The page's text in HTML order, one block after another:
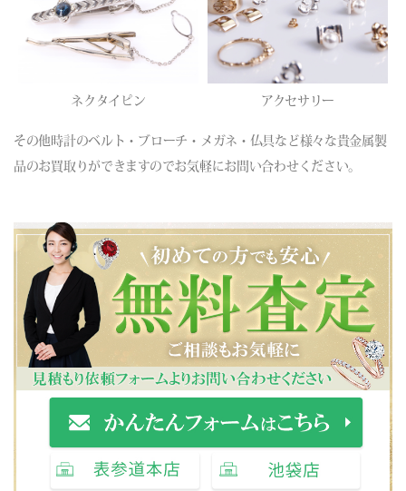
ネクタイピン アクセサリー
その他時計のベルト・ブローチ・メガネ・仏具など様々な貴金属製
品のお買取りができますのでお気軽にお問い合わせください。